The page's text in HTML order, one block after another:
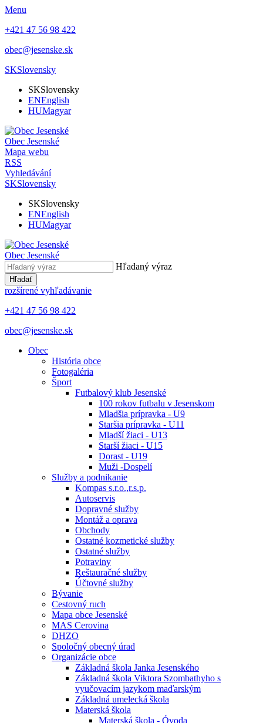
Menu
+421 47 56 98 422
obec@jesenske.sk
SKSlovensky
SKSlovensky
ENEnglish
HUMagyar
Obec Jesenské
Mapa webu
RSS
Vyhledávání
SKSlovensky
SKSlovensky
ENEnglish
HUMagyar
Obec Jesenské
Hľadaný výraz
Hľadať
rozšírené vyhľadávanie
+421 47 56 98 422
obec@jesenske.sk
Obec
História obce
Fotogaléria
Šport
Futbalový klub Jesenské
100 rokov futbalu v Jesenskom
Mladšia prípravka - U9
Staršia prípravka - U11
Mladší žiaci - U13
Starší žiaci - U15
Dorast - U19
Muži -Dospelí
Služby a podnikanie
Kompas s.r.o.,r.s.p.
Autoservis
Dopravné služby
Montáž a oprava
Obchody
Ostatné kozmetické služby
Ostatné služby
Potraviny
Reštauračné služby
Účtovné služby
Bývanie
Cestovný ruch
Mapa obce Jesenské
MAS Cerovina
DHZO
Spoločný obecný úrad
Organizácie obce
Základná škola Janka Jesenského
Základná škola Viktora Szombathyho s
vyučovacím jazykom maďarským
Základná umelecká škola
Materská škola
Materská škola - Óvoda